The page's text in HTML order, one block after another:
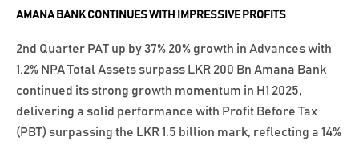
AMANA BANK CONTINUES WITH IMPRESSIVE PROFITS
2nd Quarter PAT up by 37% 20% growth in Advances with
1.2% NPA Total Assets surpass LKR 200 Bn Amana Bank
continued its strong growth momentum in H1 2025,
delivering a solid performance with Profit Before Tax
(PBT) surpassing the LKR 1.5 billion mark, reflecting a 14%